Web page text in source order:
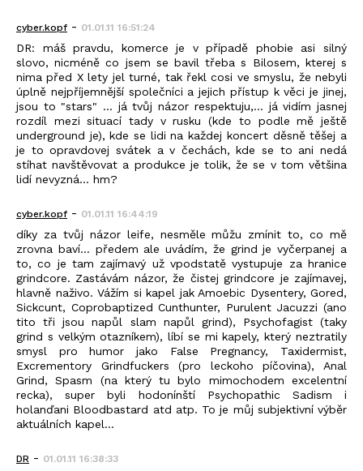
cyber.kopf - 01.01.11 16:51:24
DR: máš pravdu, komerce je v případě phobie asi silný
slovo, nicméně co jsem se bavil třeba s Bilosem, kterej s
nima před X lety jel turné, tak řekl cosi ve smyslu, že nebyli
úplně nejpříjemnější společníci a jejich přístup k věci je jinej,
jsou to "stars" ... já tvůj názor respektuju,... já vidím jasnej
rozdíl mezi situací tady v rusku (kde to podle mě ještě
underground je), kde se lidi na každej koncert děsně těšej a
je to opravdovej svátek a v čechách, kde se to ani nedá
stíhat navštěvovat a produkce je tolik, že se v tom většina
lidí nevyzná... hm?
cyber.kopf - 01.01.11 16:44:19
díky za tvůj názor leife, nesměle můžu zmínit to, co mě
zrovna baví... předem ale uvádím, že grind je vyčerpanej a
to, co je tam zajímavý už vpodstatě vystupuje za hranice
grindcore. Zastávám názor, že čistej grindcore je zajímavej,
hlavně naživo. Vážím si kapel jak Amoebic Dysentery, Gored,
Sickcunt, Coprobaptized Cunthunter, Purulent Jacuzzi (ano
tito tři jsou napůl slam napůl grind), Psychofagist (taky
grind s velkým otazníkem), líbí se mi kapely, který neztratily
smysl pro humor jako False Pregnancy, Taxidermist,
Excrementory Grindfuckers (pro leckoho píčovina), Anal
Grind, Spasm (na který tu bylo mimochodem excelentní
recka), super byli hodonínští Psychopathic Sadism i
holanďani Bloodbastard atd atp. To je můj subjektivní výběr
aktuálních kapel...
DR - 01.01.11 16:38:33